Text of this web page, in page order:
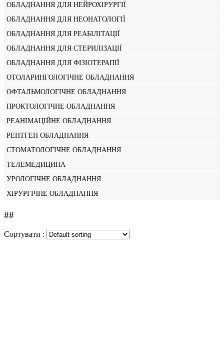
ОБЛАДНАННЯ ДЛЯ НЕЙРОХІРУРГІЇ
ОБЛАДНАННЯ ДЛЯ НЕОНАТОЛОГІЇ
ОБЛАДНАННЯ ДЛЯ РЕАБІЛІТАЦІЇ
ОБЛАДНАННЯ ДЛЯ СТЕРИЛІЗАЦІЇ
ОБЛАДНАННЯ ДЛЯ ФІЗІОТЕРАПІЇ
ОТОЛАРИНГОЛОГІЧНЕ ОБЛАДНАННЯ
ОФТАЛЬМОЛОГІЧНЕ ОБЛАДНАННЯ
ПРОКТОЛОГІЧНЕ ОБЛАДНАННЯ
РЕАНІМАЦІЙНЕ ОБЛАДНАННЯ
РЕНТГЕН ОБЛАДНАННЯ
СТОМАТОЛОГІЧНЕ ОБЛАДНАННЯ
ТЕЛЕМЕДИЦИНА
УРОЛОГІЧНЕ ОБЛАДНАННЯ
ХІРУРГІЧНЕ ОБЛАДНАННЯ
##
Сортувати :